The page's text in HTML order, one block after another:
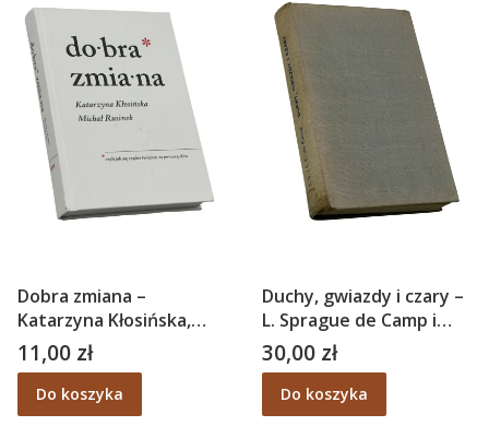
Dobra zmiana –
Katarzyna Kłosińska,
Michał Rusinek
Cena
11,00 zł
Do koszyka
Duchy, gwiazdy i czary –
L. Sprague de Camp i
Catherine C. de Camp
Cena
30,00 zł
Do koszyka